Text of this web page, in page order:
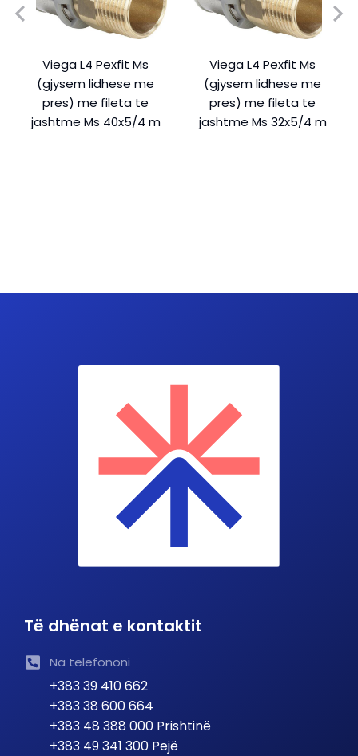
Viega L4 Pexfit Ms
(gjysem lidhese me
pres) me fileta te
jashtme Ms 40x5/4 m
Viega L4 Pexfit Ms
(gjysem lidhese me
pres) me fileta te
jashtme Ms 32x5/4 m
Të dhënat e kontaktit
Na telefononi
+383 39 410 662
+383 38 600 664
+383 48 388 000 Prishtinë
+383 49 341 300 Pejë